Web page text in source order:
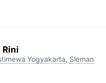
Rini
Yogyakarta, Sleman